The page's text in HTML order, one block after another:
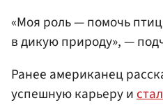
«Моя роль — помочь
в дикую природу», —
Ранее американец
успешную карьеру и